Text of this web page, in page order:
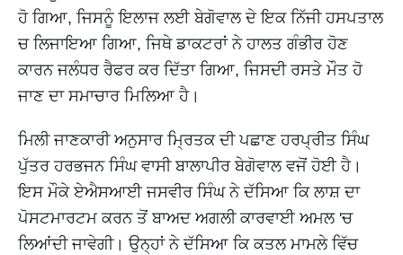
ਹੋ ਗਿਆ, ਜਿਸਨੂੰ ਇਲਾਜ ਲਈ ਬੇਗੋਵਾਲ ਦੇ ਇਕ ਨਿੱਜੀ ਹਸਪਤਾਲ
ਚ ਲਿਜਾਇਆ ਗਿਆ, ਜਿਥੇ ਡਾਕਟਰਾਂ ਨੇ ਹਾਲਤ ਗੰਭੀਰ ਹੋਣ
ਕਾਰਨ ਜਲੰਧਰ ਰੈਫਰ ਕਰ ਦਿੱਤਾ ਗਿਆ, ਜਿਸਦੀ ਰਸਤੇ ਮੌਤ ਹੋ
ਜਾਣ ਦਾ ਸਮਾਚਾਰ ਮਿਲਿਆ ਹੈ।
ਮਿਲੀ ਜਾਣਕਾਰੀ ਅਨੁਸਾਰ ਮ੍ਰਿਤਕ ਦੀ ਪਛਾਣ ਹਰਪ੍ਰੀਤ ਸਿੰਘ
ਪੁੱਤਰ ਹਰਭਜਨ ਸਿੰਘ ਵਾਸੀ ਬਾਲਾਪੀਰ ਬੇਗੋਵਾਲ ਵਜੋਂ ਹੋਈ ਹੈ।
ਇਸ ਮੌਕੇ ਏਐਸਆਈ ਜਸਵੀਰ ਸਿੰਘ ਨੇ ਦੱਸਿਆ ਕਿ ਲਾਸ਼ ਦਾ
ਪੋਸਟਮਾਰਟਮ ਕਰਨ ਤੋਂ ਬਾਅਦ ਅਗਲੀ ਕਾਰਵਾਈ ਅਮਲ 'ਚ
ਲਿਆਂਦੀ ਜਾਵੇਗੀ। ਉਨ੍ਹਾਂ ਨੇ ਦੱਸਿਆ ਕਿ ਕਤਲ ਮਾਮਲੇ ਵਿੱਚ